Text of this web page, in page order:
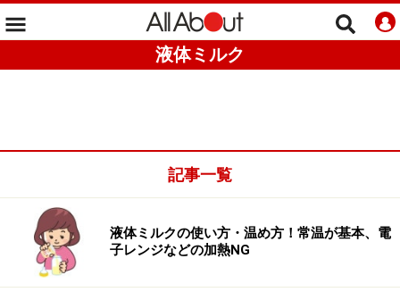
液体ミルク
記事一覧
液体ミルクの使い方・温め方！常温が基本、電
子レンジなどの加熱NG